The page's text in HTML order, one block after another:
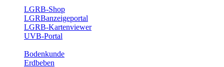
LGRB-Shop
LGRBanzeigeportal
LGRB-Kartenviewer
UVB-Portal
Bodenkunde
Erdbeben